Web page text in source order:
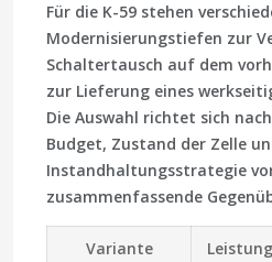
Für die K-59 stehen
Modernisierungstiefen zur
Schaltertausch auf dem
zur Lieferung eines
Die Auswahl richtet sich
Budget, Zustand der Zelle
Instandhaltungsstrategie
zusammenfassende
Variante